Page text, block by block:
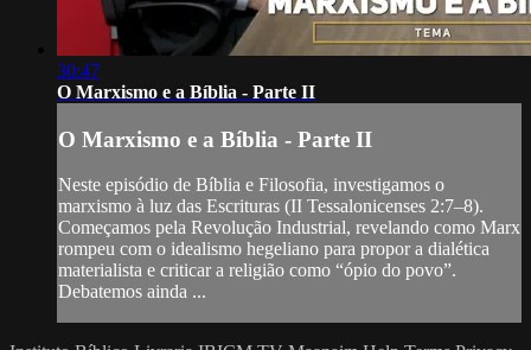
30:47
O Marxismo e a Bíblia - Parte II
O Marxismo e a Bíblia - Parte II
Neste episódio de Bíblia e Filosofia, investigamos o
marxismo à luz das Escrituras (II Tessalonicenses 2:7–8).
Começamos pela Revolução Industrial, revelando como Marx
rompeu com o idealismo hegeliano para propor a dialética
materialista e criticar a religião como “ópio do povo”.
Debatemos ainda ...